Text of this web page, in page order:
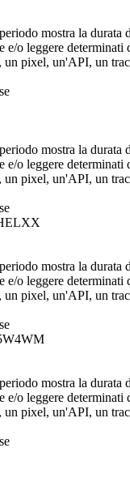
mostra la durata
e/o leggere determinati
pixel, un'API, un
mostra la durata
e/o leggere determinati
pixel, un'API, un
mostra la durata
e/o leggere determinati
pixel, un'API, un
mostra la durata
e/o leggere determinati
pixel, un'API, un